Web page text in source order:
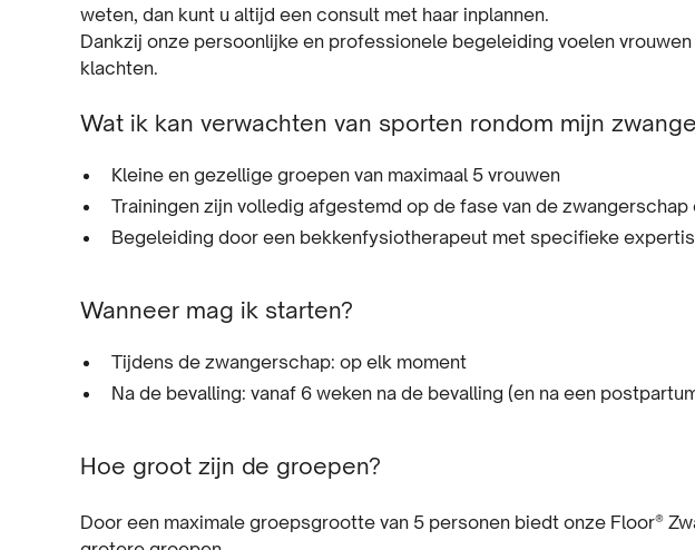
weten, dan kunt u altijd een consult met haar inplannen.
Dankzij onze persoonlijke en professionele begeleiding voelen
klachten.
Wat ik kan verwachten van sporten rondom mijn
Kleine en gezellige groepen van maximaal 5 vrouwen
Trainingen zijn volledig afgestemd op de fase van de
Begeleiding door een bekkenfysiotherapeut met specifieke
Wanneer mag ik starten?
Tijdens de zwangerschap: op elk moment
Na de bevalling: vanaf 6 weken na de bevalling (en na een
Hoe groot zijn de groepen?
Door een maximale groepsgrootte van 5 personen biedt onze Floor®